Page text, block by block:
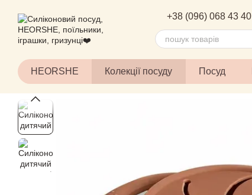
+38 (096) 068 43 40
HEORSHE Колекції посуду Посуд